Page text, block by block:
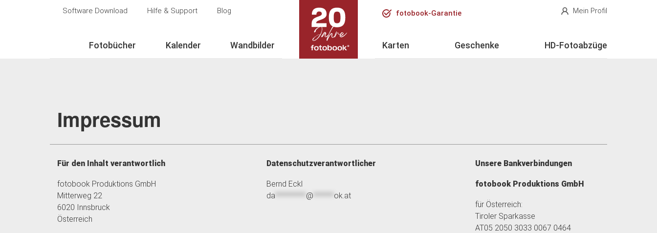
Jump
to
the
top
of
Jump
to
the
bottom
of
Software Download Hilfe & Support Blog
Fotobücher Kalender Wandbilder
fotobook-Garantie Mein Profil
Karten Geschenke HD-Fotoabzüge
Impressum
Für den Inhalt verantwortlich
fotobook Produktions GmbH
Mitterweg 22
6020 Innsbruck
Österreich
Datenschutzverantwortlicher
Bernd Eckl
da
@ ok.at
Unsere Bankverbindungen
fotobook Produktions GmbH
für Österreich:
Tiroler Sparkasse
AT05 2050 3033 0067 0464